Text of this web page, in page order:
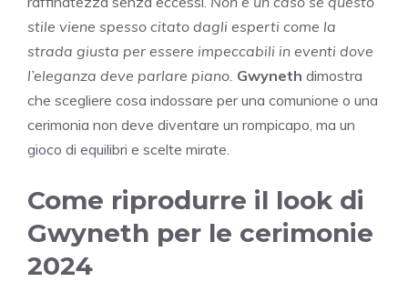
stile viene spesso citato dagli esperti come la
strada giusta per essere impeccabili in eventi dove
l’eleganza deve parlare piano. Gwyneth dimostra
che scegliere cosa indossare per una comunione o una
cerimonia non deve diventare un rompicapo, ma un
gioco di equilibri e scelte mirate.
Come riprodurre il look di
Gwyneth per le cerimonie
2024